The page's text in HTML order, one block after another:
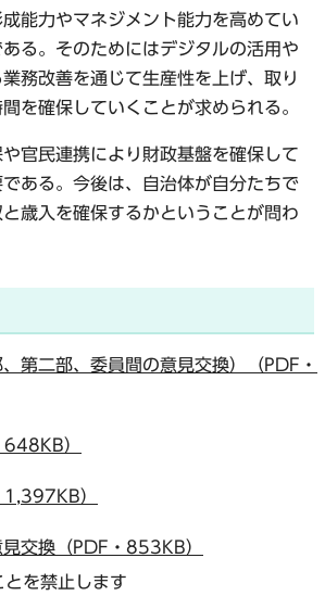
能力やマネジメント能力を高めてい
る。そのためにはデジタルの活用や
務改善を通じて生産性を上げ、取り
を確保していくことが求められる。
官民連携により財政基盤を確保して
ある。今後は、自治体が自分たちで
歳入を確保するかということが問わ
第二部、委員間の意見交換）（PDF・
）
）
交換（PDF・853KB）
を禁止します